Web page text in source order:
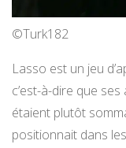
©Turk182
Lasso est un jeu
c’est-à-dire que
étaient plutôt
positionnait dans